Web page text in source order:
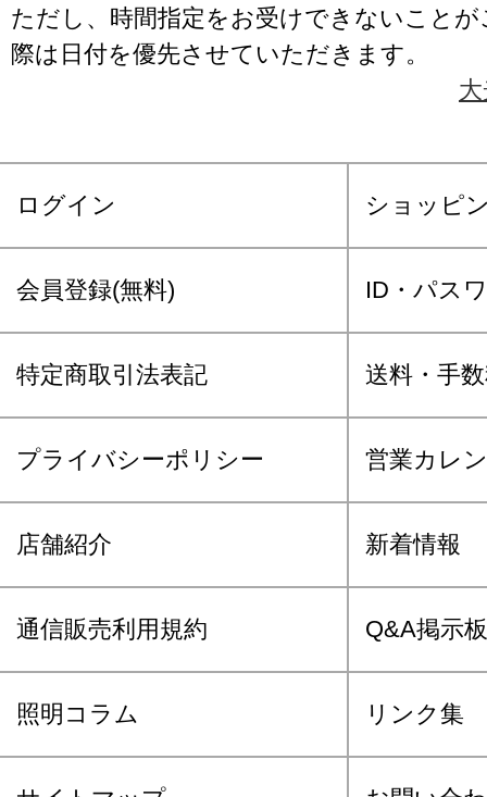
ただし、時間指定をお受けできないこと
際は日付を優先させていただきます。
ログイン ショッピ
会員登録(無料) ID・パス
特定商取引法表記 送料・手
プライバシーポリシー 営業カレ
店舗紹介 新着情報
通信販売利用規約 Q&A掲示板
照明コラム リンク集